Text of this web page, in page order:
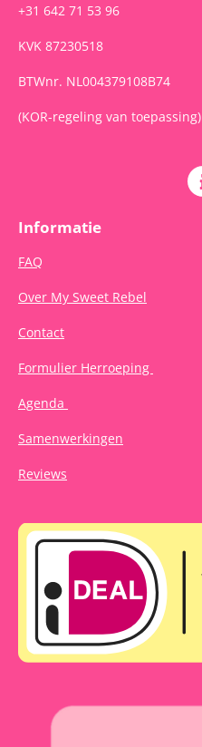
+31 642 71 53 96
KVK 87230518
BTWnr. NL004379108B74
(KOR-regeling van toepassing)
Informatie
FAQ
Over My Sweet Rebel
Contact
Formulier Herroeping
Agenda
Samenwerkingen
Reviews